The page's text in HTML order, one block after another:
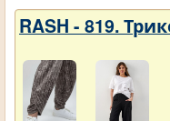
RASH - 819.